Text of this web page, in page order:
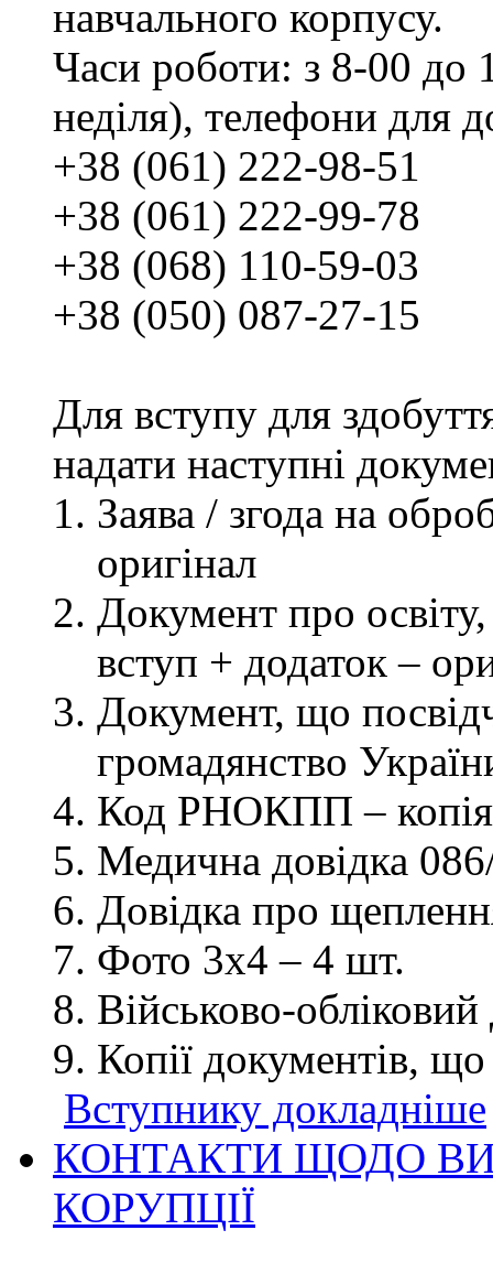
навчального корпусу.
Часи роботи: з 8-00 до
неділя), телефони для
+38 (061) 222-98-51
+38 (061) 222-99-78
+38 (068) 110-59-03
+38 (050) 087-27-15
Для вступу для
надати наступні
Заява / згода на
оригінал
Документ про освіту,
вступ + додаток –
Документ, що
громадянство
Код РНОКПП – копія
Медична довідка
Довідка про
Фото 3х4 – 4 шт.
Військово-
Копії документів,
Вступнику докладніше
КОНТАКТИ ЩОДО
КОРУПЦІЇ